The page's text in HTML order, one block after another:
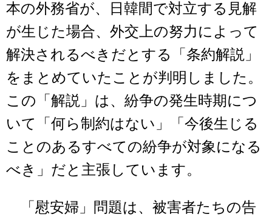
本の外務省が、日韓間で対立する見解
が生じた場合、外交上の努力によって
解決されるべきだとする「条約解説」
をまとめていたことが判明しました。
この「解説」は、紛争の発生時期につ
いて「何ら制約はない」「今後生じる
ことのあるすべての紛争が対象になる
べき」だと主張しています。
「慰安婦」問題は、被害者たちの告